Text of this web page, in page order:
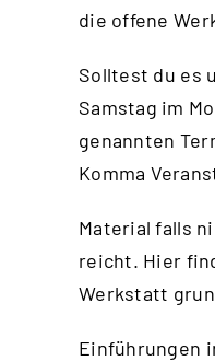
die offene
Solltest du es
Samstag im
genannten
Komma
Material falls
reicht. Hier
Werkstatt
Einführungen